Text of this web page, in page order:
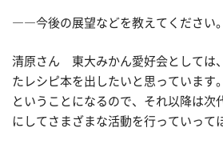
――今後の展望などを教えてください。
清原さん 東大みかん愛好会としては
たレシピ本を出したいと思っています
ということになるので、それ以降は次
にしてさまざまな活動を行っていって